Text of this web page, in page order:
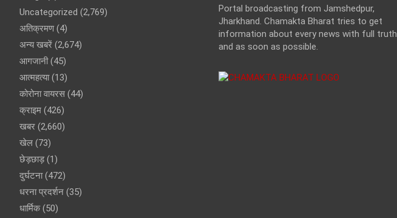
Uncategorized (2,769)
अतिक्रमण(4)
अन्य खबरें (2,674)
आगजानी(45)
आत्महत्या(13)
कोरोना वायरस (44)
क्राइम (426)
खबर (2,660)
खेल (73)
छेड़छाड़(1)
दुर्घटना(472)
धरना प्रदर्शन (35)
धार्मिक(50)
Portal broadcasting from Jamshedpur,
Jharkhand. Chamakta Bharat tries to get
information about every news with full truth
and as soon as possible.